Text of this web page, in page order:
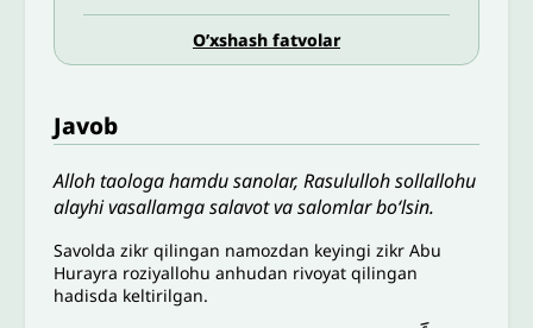
O’xshash fatvolar
Javob
Alloh taologa hamdu sanolar, Rasululloh sollallohu
alayhi vasallamga salavot va salomlar bo‘lsin.
Savolda zikr qilingan namozdan keyingi zikr Abu
Hurayra roziyallohu anhudan rivoyat qilingan
hadisda keltirilgan.